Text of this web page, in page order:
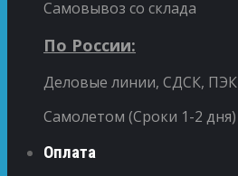
Самовывоз со склада
По России:
Деловые линии, СДСК, ПЭК
Самолетом (Сроки 1-2 дня)
Оплата